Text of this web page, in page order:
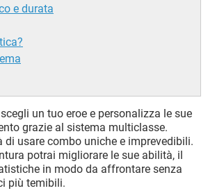
e durata
un tuo eroe e personalizza le sue
grazie al sistema multiclasse.
di usare combo uniche e imprevedibili.
potrai migliorare le sue abilità, il
in modo da affrontare senza
più temibili.